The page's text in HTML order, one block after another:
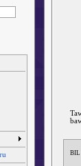
BIL